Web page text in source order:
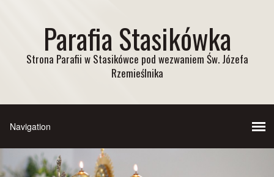
Parafia Stasikówka
Strona Parafii w Stasikówce pod wezwaniem Św. Józefa
Rzemieślnika